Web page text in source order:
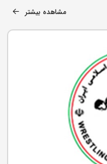
مشاهده بیشتر